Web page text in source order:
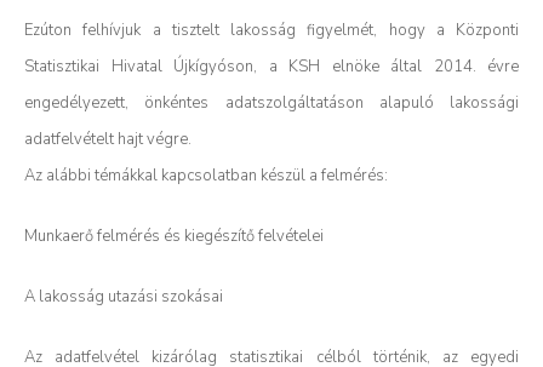
Ezúton felhívjuk a tisztelt lakosság figyelmét, hogy a Központi
Statisztikai Hivatal Újkígyóson, a KSH elnöke által 2014. évre
engedélyezett, önkéntes adatszolgáltatáson alapuló lakossági
adatfelvételt hajt végre.
Az alábbi témákkal kapcsolatban készül a felmérés:
Munkaerő felmérés és kiegészítő felvételei
A lakosság utazási szokásai
Az adatfelvétel kizárólag statisztikai célból történik, az egyedi